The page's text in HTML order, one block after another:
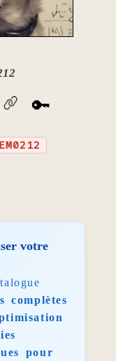
🔑
votre
complètes
pour